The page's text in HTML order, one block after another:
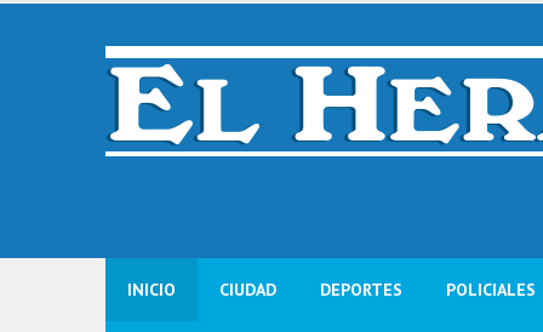
Skip
INICIO CIUDAD DEPORTES POLICIALES